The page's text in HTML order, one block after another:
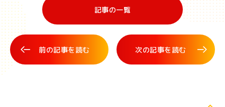
記事の一覧
次の記事を読む
前の記事を読む